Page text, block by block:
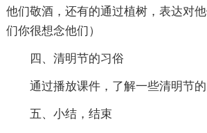
他们敬酒，还有的通过植树，表达对
们你很想念他们）
四、清明节的习俗
通过播放课件，了解一些清明节的
五、小结，结束